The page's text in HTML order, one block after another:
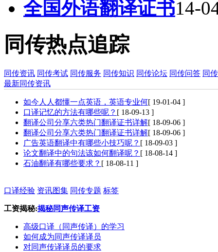
全国外语翻译证书14-
同传热点追踪
同传资讯 同传考试 同传服务 同传知识 同传论坛 同传问答 同
最新同传资讯
如今人人都懂一点英语，英语专业何[ 19-01-04 ]
口译记忆的方法有哪些呢？ [ 18-09-13 ]
翻译公司分享六类热门翻译证书详解[ 18-09-06 ]
翻译公司分享六类热门翻译证书详解[ 18-09-06 ]
广告英语翻译中有哪些小技巧呢？ [ 18-09-03 ]
论文翻译中的句法该如何翻译呢？ [ 18-08-14 ]
石油翻译有哪些要求？ [ 18-08-11 ]
口译经验 资讯图集 同传专题 标签
工资揭秘:揭秘同声传译工资
高级口译（同声传译）的学习
如何成为同声传译译员
对同声传译译员的要求